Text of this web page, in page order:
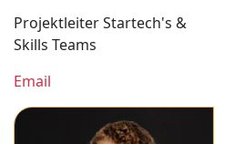
Projektleiter Startech's &
Skills Teams
Email